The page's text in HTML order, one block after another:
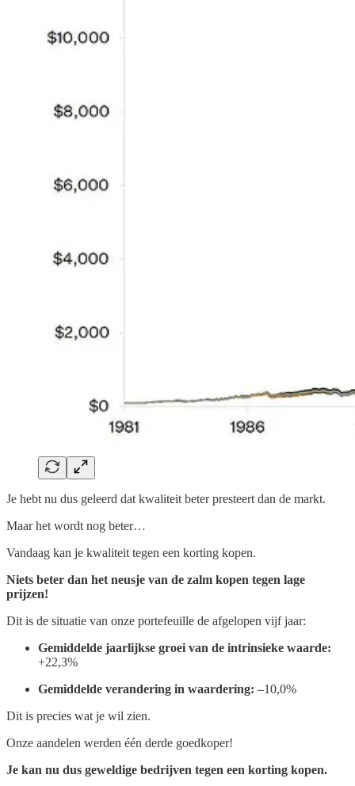
Je hebt nu dus geleerd dat kwaliteit beter presteert dan de markt.
Maar het wordt nog beter…
Vandaag kan je kwaliteit tegen een korting kopen.
Niets beter dan het neusje van de zalm kopen tegen lage
prijzen!
Dit is de situatie van onze portefeuille de afgelopen vijf jaar:
Gemiddelde jaarlijkse groei van de intrinsieke waarde:
+22,3%
Gemiddelde verandering in waardering: –10,0%
Dit is precies wat je wil zien.
Onze aandelen werden één derde goedkoper!
Je kan nu dus geweldige bedrijven tegen een korting kopen.